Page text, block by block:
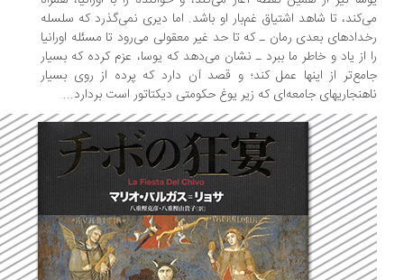
تا شاهد اشتیاق غم‌بار او باشد. اما دیری نمی‌گذرد که سلسله
بعدی رمان ـ که تا حد غیر معقولی می‌رود تا مسئله اورانیا
از یاد و خاطر ما ببرد ـ نشان می‌دهد که یوسا، عزم کرده که بسیار
از اینها عمل کند؛ و قصد آن دارد که پرده از روی بسیار
جامعه‌ای که زیر یوغ حکومتی دیکتاتور است بردارد...